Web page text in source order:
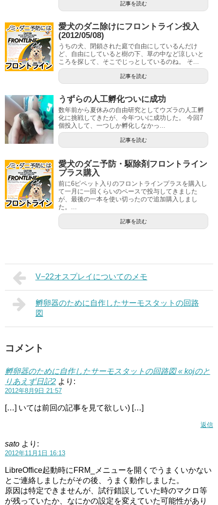
記事を読む
愛犬のダニ除けにフロントライン投入
(2012/05/08)
うちの犬、閉鎖された庭で自由にしているんだけ
ど、自由にしていると樹の下、草の中など涼しいと
ころを探して、そこでじっとしているのね。 そ...
記事を読む
うずらの人工孵化ついに成功
数年前から夏休みの自由研究としてウズラの人工孵
化に挑戦してきたが、今年ついに成功した。 今回7
個投入して、一つしか孵化しなかっ...
記事を読む
愛犬のダニ予防・駆除剤フロントライン
プラス購入
前に6ピペット入りのフロントラインプラスを購入し
て一月に一回くらいのペースで投与してきました
が、最後の一本を使い切ったので追加購入しまし
た。...
記事を読む
V−22オスプレイについてのメモ
孵卵器のために自作したサーモスタットの回路
図
コメント
孵卵器のために自作したサーモスタットの回路図 « kojのと
りあえず日記2 より:
2012年8月9日 21:57
[…] いては前回の記事を見て欲しい) […]
返信
sato より:
2012年11月1日 16:13
LibreOffice起動時にFRM_メニューを開くでうまくいかない
とご連絡しましたがその後、うまく動作しました。
原因は特定できませんが、試行錯誤していた時のマクロ等
が残っていたか、なにかの設定を変えていた可能性があり